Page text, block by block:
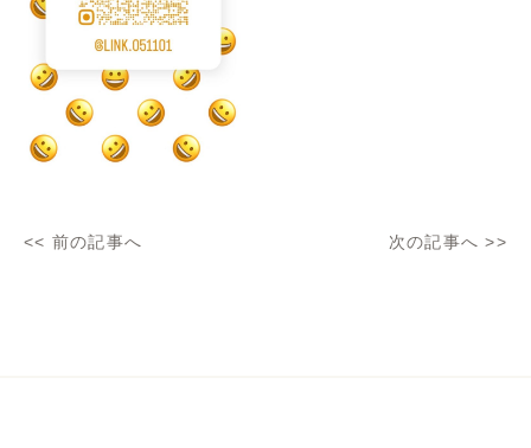
<< 前の記事へ 次の記事へ >>